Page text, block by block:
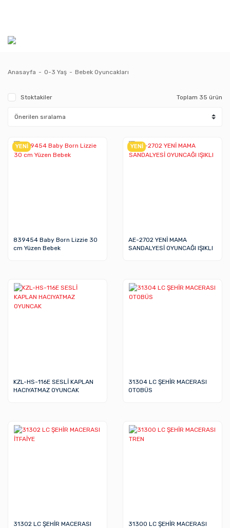
Anasayfa 0-3 Yaş Bebek Oyuncakları
Stoktakiler Toplam 35 ürün
YENİ
839454 Baby Born Lizzie 30
cm Yüzen Bebek
YENİ
AE-2702 YENİ MAMA
SANDALYESİ OYUNCAĞI IŞIKLI
KZL-HS-116E SESLİ KAPLAN
HACIYATMAZ OYUNCAK
31304 LC ŞEHİR MACERASI
OTOBÜS
31302 LC ŞEHİR MACERASI
31300 LC ŞEHİR MACERASI